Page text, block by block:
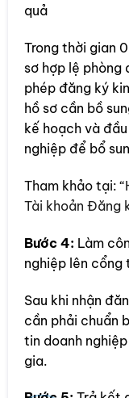
quả
Trong thời gian
sơ hợp lệ phòng
phép đăng ký
hồ sơ cần bồ
kế hoạch và
nghiệp để bổ
Tham khảo tại: “
Tài khoản Đăng
Bước 4: Làm
nghiệp lên cổng
Sau khi nhận
cần phải chuẩn
tin doanh
gia.